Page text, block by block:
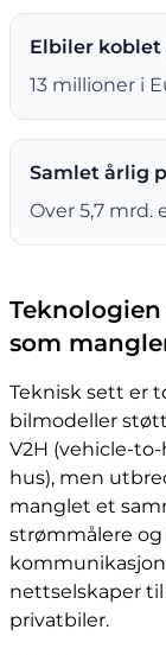
Elbiler koblet
13 millioner i
Samlet årlig
Over 5,7 mrd.
som
Teknisk sett er
bilmodeller
V2H (vehicle-
hus), men
manglet et
strømmålere og
nettselskaper
privatbiler.